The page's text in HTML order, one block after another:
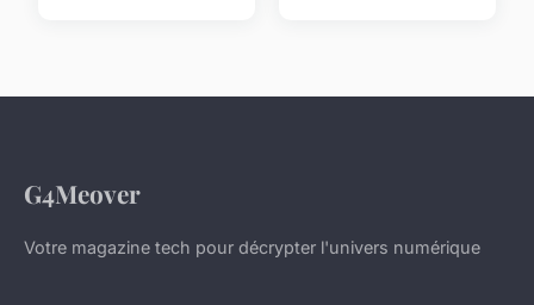
G4Meover
Votre magazine tech pour décrypter l'univers numérique